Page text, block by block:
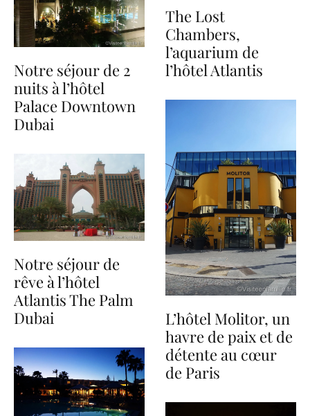
Notre séjour de 2
nuits à l’hôtel
Palace Downtown
Dubai
Notre séjour de
rêve à l’hôtel
Atlantis The Palm
Dubai
The Lost
Chambers,
l’aquarium de
l’hôtel Atlantis
L’hôtel Molitor, un
havre de paix et de
détente au cœur
de Paris